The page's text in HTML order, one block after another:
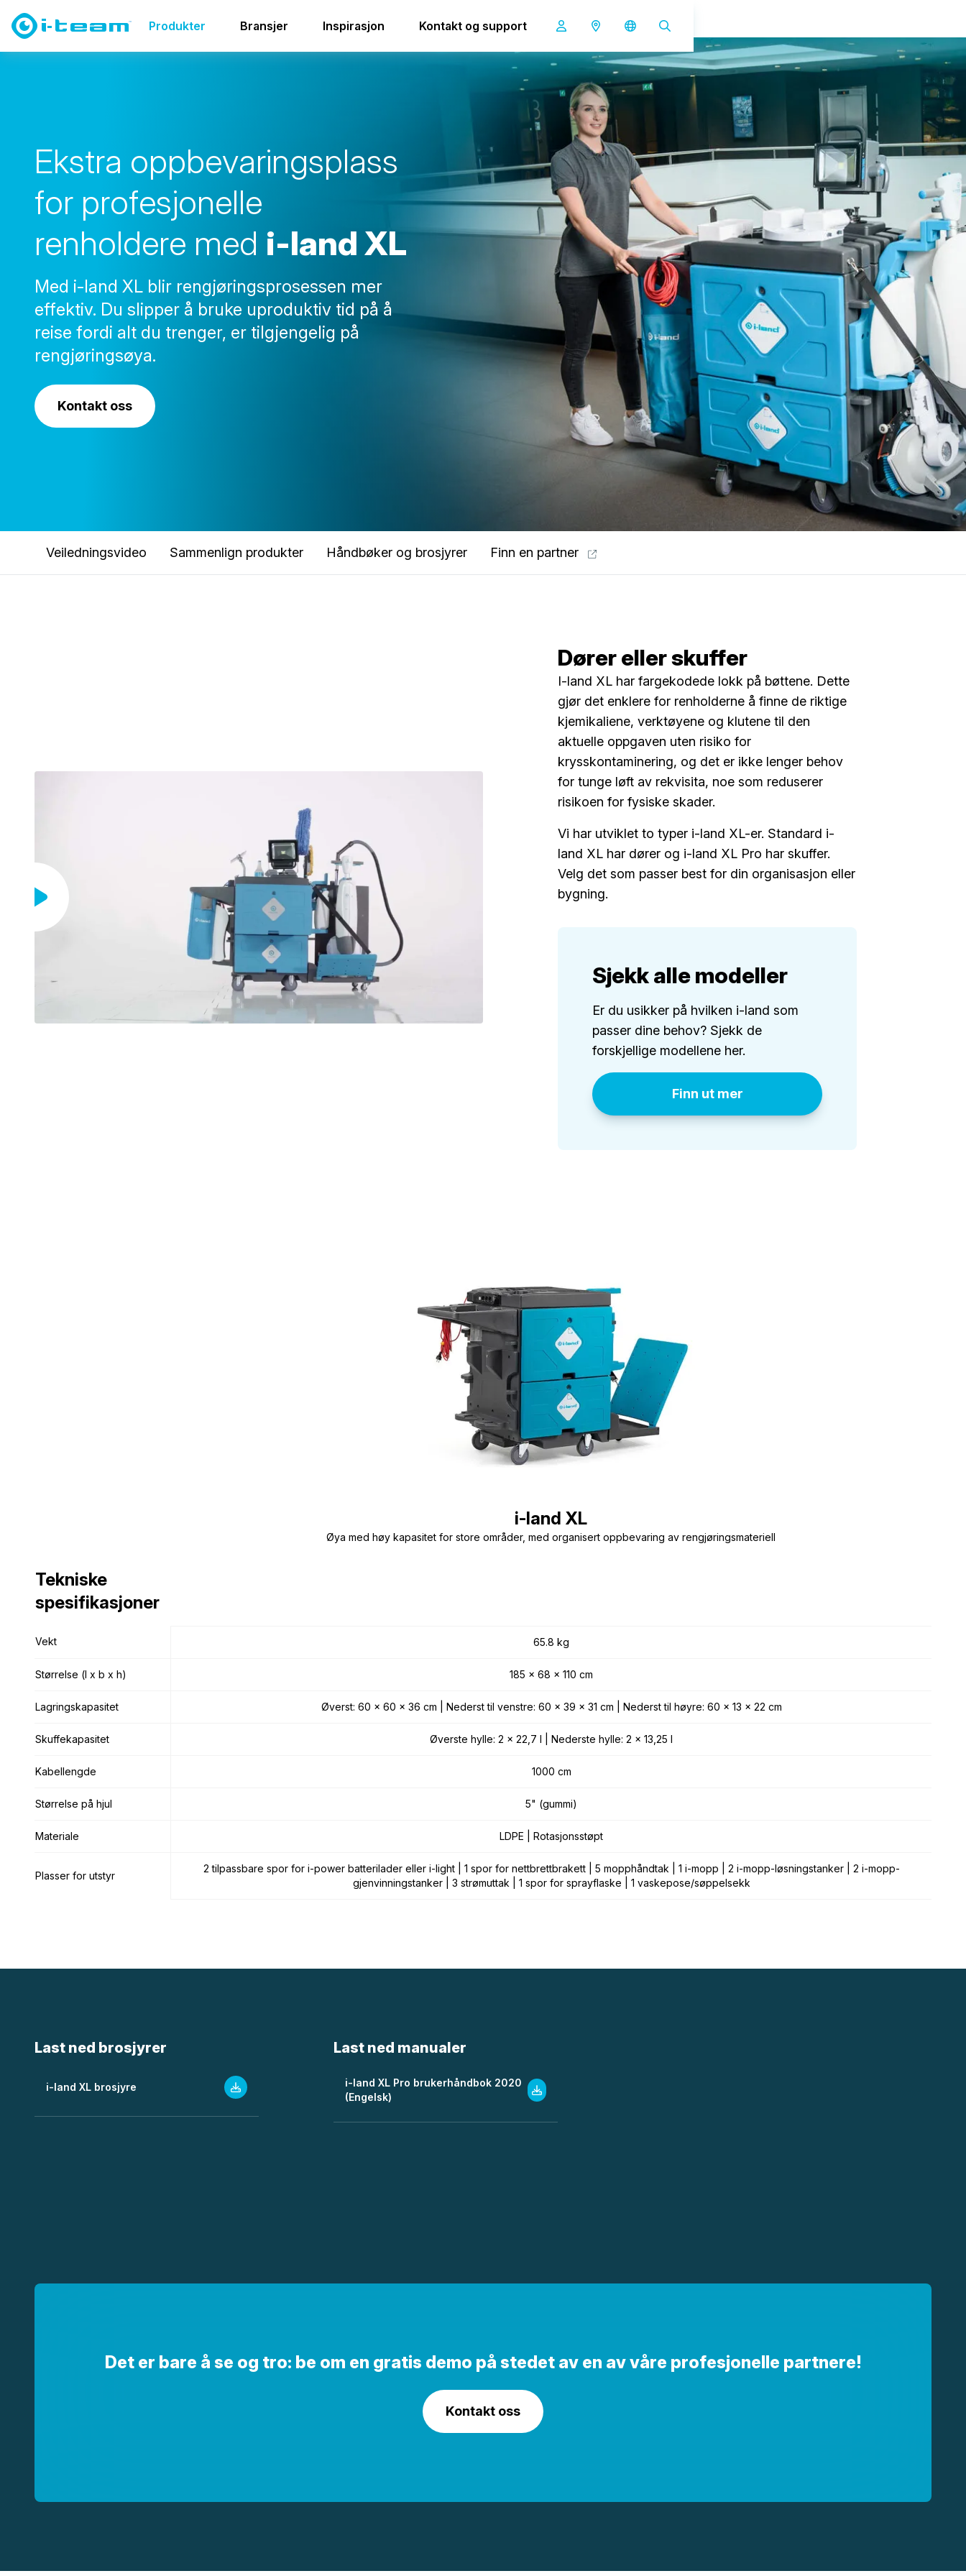
Produkter Bransjer Inspirasjon Kontakt og support
Transport og lagring i-land family
Ekstra oppbevaringsplass
for profesjonelle
renholdere med i-landXL
Med i-land XL blir rengjøringsprosessen mer
effektiv. Du slipper å bruke uproduktiv tid på å
reise fordi alt du trenger, er tilgjengelig på
rengjøringsøya.
Kontakt oss
Veiledningsvideo Sammenlign produkter Håndbøker og brosjyrer Finn en partner
Dører eller skuffer
I-land XL har fargekodede lokk på bøttene. Dette
gjør det enklere for renholderne å finne de riktige
kjemikaliene, verktøyene og klutene til den
aktuelle oppgaven uten risiko for
krysskontaminering, og det er ikke lenger behov
for tunge løft av rekvisita, noe som reduserer
risikoen for fysiske skader.
Vi har utviklet to typer i-land XL-er. Standard i-
land XL har dører og i-land XL Pro har skuffer.
Velg det som passer best for din organisasjon eller
bygning.
Sjekk alle modeller
Er du usikker på hvilken i-land som
passer dine behov? Sjekk de
forskjellige modellene her.
Finn ut mer
i-land XL
Tekniske
spesifikasjoner
Vekt
Størrelse (l x b x h)
Lagringskapasitet
Skuffekapasitet
Kabellengde
Størrelse på hjul
Materiale
Plasser for utstyr
i-land XL
Øya med høy kapasitet for store områder, med organisert oppbevaring av rengjøringsmateriell
Tekniske
spesifikasjoner
Vekt 65.8 kg
Størrelse (l x b x h) 185 x 68 x 110 cm
Lagringskapasitet Øverst: 60 x 60 x 36 cm | Nederst til venstre: 60 x 39 x 31 cm | Nederst til høyre: 60 x 13 x 22 cm
Skuffekapasitet Øverste hylle: 2 x 22,7 l | Nederste hylle: 2 x 13,25 l
Kabellengde 1000 cm
Størrelse på hjul 5" (gummi)
Materiale LDPE | Rotasjonsstøpt
Plasser for utstyr
2 tilpassbare spor for i-power batterilader eller i-light | 1 spor for nettbrettbrakett | 5 mopphåndtak | 1 i-mopp | 2 i-mopp-løsningstanker | 2 i-mopp-
gjenvinningstanker | 3 strømuttak | 1 spor for sprayflaske | 1 vaskepose/søppelsekk
Last ned brosjyrer
i-land XL brosjyre
Last ned manualer
i-land XL Pro brukerhåndbok 2020
(Engelsk)
Det er bare å se og tro: be om en gratis demo på stedet av en av våre profesjonelle partnere!
Kontakt oss